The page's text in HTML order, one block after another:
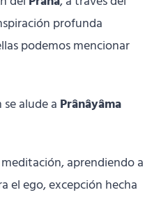
profunda
podemos mencionar
alude a Prânâyâma
aprendiendo a
el ego, excepción hecha